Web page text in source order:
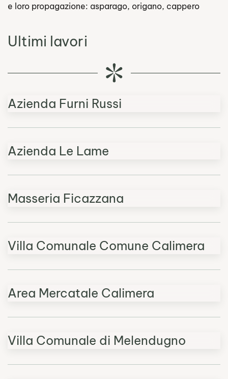
e loro propagazione: asparago, origano, cappero
Ultimi lavori
Azienda Furni Russi
Azienda Le Lame
Masseria Ficazzana
Villa Comunale Comune Calimera
Area Mercatale Calimera
Villa Comunale di Melendugno